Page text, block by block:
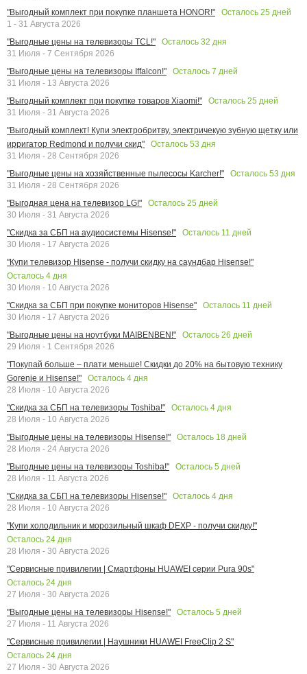
"Выгодный комплект при покупке планшета HONOR!"
Осталось 25 дней
1 - 31 Августа 2026
"Выгодные цены на телевизоры TCL!"
Осталось 32 дня
31 Июля - 7 Сентября 2026
"Выгодные цены на телевизоры Iffalcon!"
Осталось 7 дней
31 Июля - 13 Августа 2026
"Выгодный комплект при покупке товаров Xiaomi!"
Осталось 25 дней
31 Июля - 31 Августа 2026
"Выгодный комплект! Купи электробритву, электричекую зубную щетку или
ирригатор Redmond и получи скид"
Осталось 53 дня
31 Июля - 28 Сентября 2026
"Выгодные цены на хозяйственные пылесосы Karcher!"
Осталось 53 дня
31 Июля - 28 Сентября 2026
"Выгодная цена на телевизор LG!"
Осталось 25 дней
30 Июля - 31 Августа 2026
"Скидка за СБП на аудиосистемы Hisense!"
Осталось 11 дней
30 Июля - 17 Августа 2026
"Купи телевизор Hisense - получи скидку на саундбар Hisense!"
Осталось 4 дня
30 Июля - 10 Августа 2026
"Скидка за СБП при покупке мониторов Hisense"
Осталось 11 дней
30 Июля - 17 Августа 2026
"Выгодные цены на ноутбуки MAIBENBEN!"
Осталось 26 дней
29 Июля - 1 Сентября 2026
"Покупай больше – плати меньше! Скидки до 20% на бытовую технику
Gorenje и Hisense!"
Осталось 4 дня
28 Июля - 10 Августа 2026
"Скидка за СБП на телевизоры Toshiba!"
Осталось 4 дня
28 Июля - 10 Августа 2026
"Выгодные цены на телевизоры Hisense!"
Осталось 18 дней
28 Июля - 24 Августа 2026
"Выгодные цены на телевизоры Toshiba!"
Осталось 5 дней
28 Июля - 11 Августа 2026
"Скидка за СБП на телевизоры Hisense!"
Осталось 4 дня
28 Июля - 10 Августа 2026
"Купи холодильник и морозильный шкаф DEXP - получи скидку!"
Осталось 24 дня
28 Июля - 30 Августа 2026
"Сервисные привилегии | Смартфоны HUAWEI серии Pura 90s"
Осталось 24 дня
27 Июля - 30 Августа 2026
"Выгодные цены на телевизоры Hisense!"
Осталось 5 дней
27 Июля - 11 Августа 2026
"Сервисные привилегии | Наушники HUAWEI FreeClip 2 S"
Осталось 24 дня
27 Июля - 30 Августа 2026